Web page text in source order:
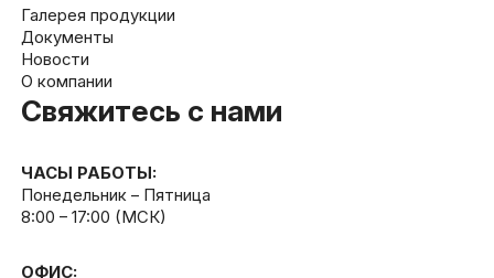
Галерея продукции
Документы
Новости
О компании
Свяжитесь с нами
ЧАСЫ РАБОТЫ:
Понедельник – Пятница
8:00 – 17:00 (МСК)
ОФИС: